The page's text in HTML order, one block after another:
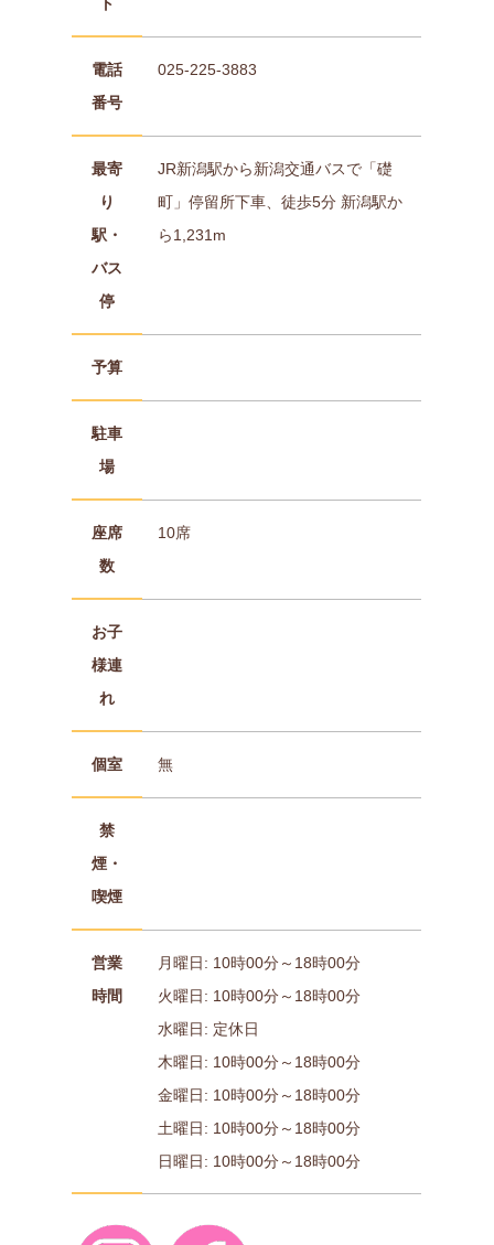
電話
番号
025-225-3883
最寄
り
駅・
バス
停
JR新潟駅から新潟交通バスで「礎
町」停留所下車、徒歩5分 新潟駅か
ら1,231m
予算
駐車
場
座席
数
10席
お子
様連
れ
個室 無
禁
煙・
喫煙
営業
時間
月曜日: 10時00分～18時00分
火曜日: 10時00分～18時00分
水曜日: 定休日
木曜日: 10時00分～18時00分
金曜日: 10時00分～18時00分
土曜日: 10時00分～18時00分
日曜日: 10時00分～18時00分